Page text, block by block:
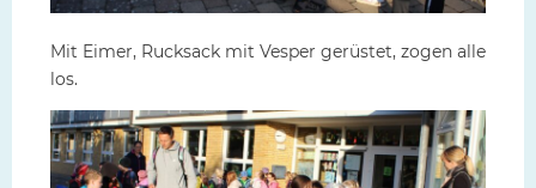
Mit Eimer, Rucksack mit Vesper gerüstet, zogen alle
los.